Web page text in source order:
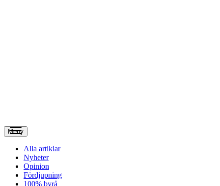
Meny
Alla artiklar
Nyheter
Opinion
Fördjupning
100% byrå